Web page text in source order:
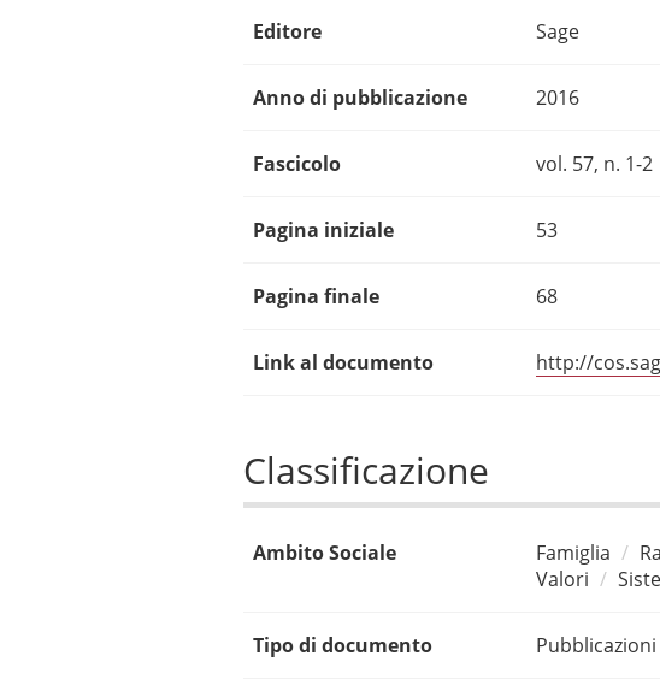
Editore Sage
Anno di pubblicazione 2016
Fascicolo vol. 57, n. 1-2
Pagina iniziale 53
Pagina finale 68
Link al documento http://
Classificazione
Ambito Sociale Famiglia
Valori
Tipo di documento